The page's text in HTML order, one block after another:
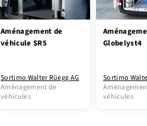
Aménagement de
véhicule SR5
Sortimo Walter Rüegg AG
Aménagement de
véhicules
Globelyst4
Sortimo
véhicules